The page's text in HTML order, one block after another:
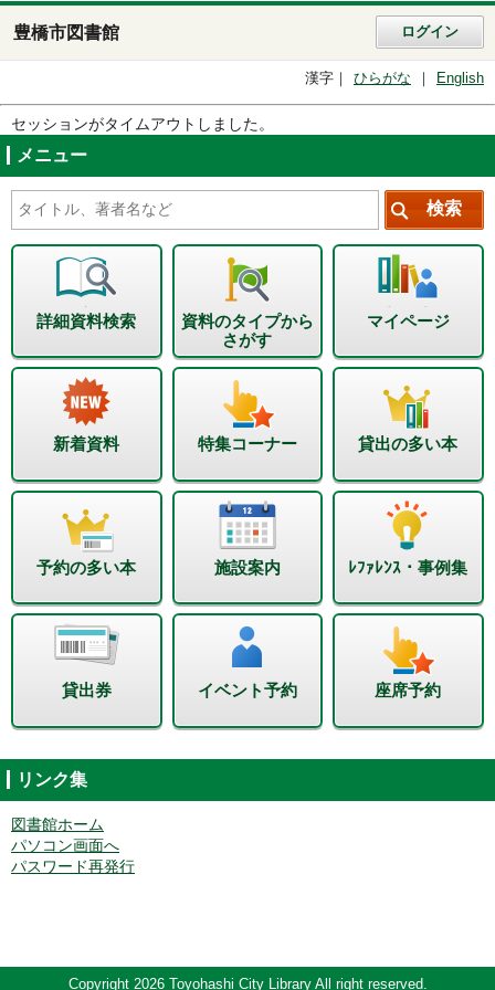
豊橋市図書館 ログイン
漢字 ひらがな English
セッションがタイムアウトしました。
メニュー
詳細資料検索
資料のタイプから
さがす
マイページ
新着資料 特集コーナー 貸出の多い本
予約の多い本 施設案内 ﾚﾌｧﾚﾝｽ・事例集
貸出券 イベント予約 座席予約
リンク集
図書館ホーム
パソコン画面へ
パスワード再発行
Copyright 2026 Toyohashi City Library All right reserved.